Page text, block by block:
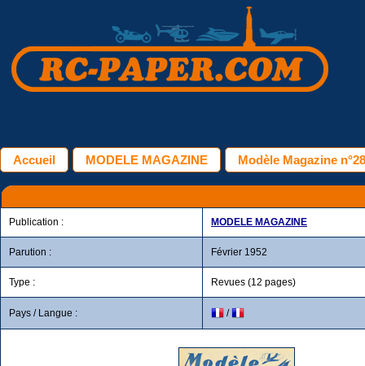
Accueil MODELE MAGAZINE Modèle Magazine
Publication : MODELE MAGAZINE
Parution : Février 1952
Type : Revues (12 pages)
Pays / Langue : /